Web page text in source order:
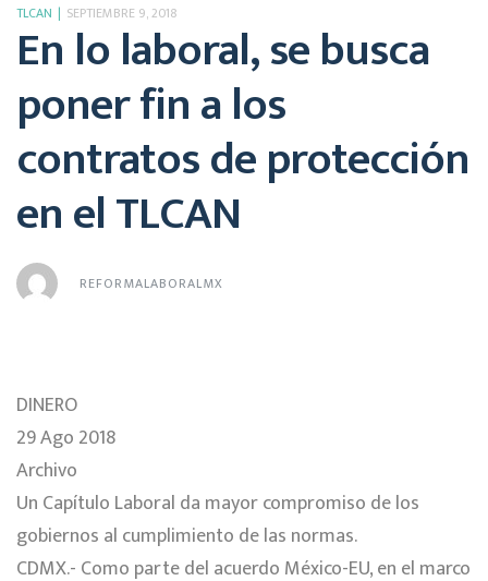
TLCAN SEPTIEMBRE 9, 2018
En lo laboral, se busca
poner fin a los
contratos de protección
en el TLCAN
REFORMALABORALMX
DINERO
29 Ago 2018
Archivo
Un Capítulo Laboral da mayor compromiso de los
gobiernos al cumplimiento de las normas.
CDMX.- Como parte del acuerdo México-EU, en el marco